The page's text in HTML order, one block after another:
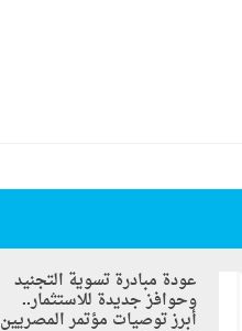
عودة مبادرة تسوية التجنيد
وحوافز جديدة للاستثمار..
أبرز توصيات مؤتمر المصريين